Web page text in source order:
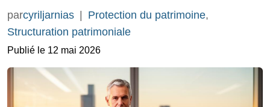
parcyriljarnias Protection du patrimoine,
Structuration patrimoniale
Publié le 12 mai 2026